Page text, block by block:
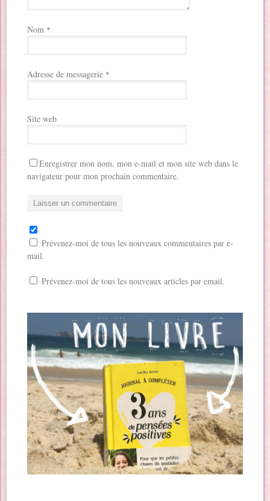
Nom *
Adresse de messagerie *
Site web
Enregistrer mon nom, mon e-mail et mon site web dans le
navigateur pour mon prochain commentaire.
Prévenez-moi de tous les nouveaux commentaires par e-
mail.
Prévenez-moi de tous les nouveaux articles par email.